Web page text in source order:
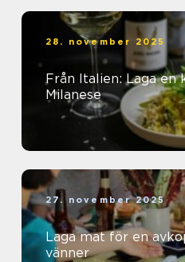
28. november 2025
Från Italien: Laga en
Milanese
27. november 2025
Laga mat för en
vänner